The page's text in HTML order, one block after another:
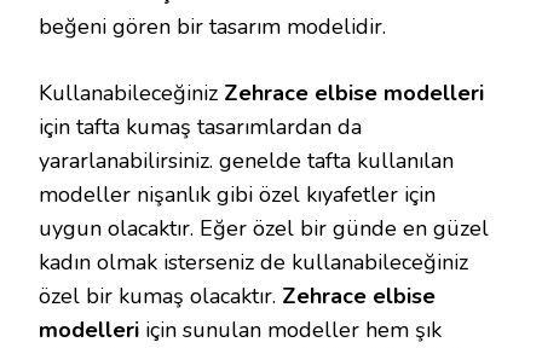
beğeni gören bir tasarım modelidir.
Kullanabileceğiniz Zehrace elbise modelleri
için tafta kumaş tasarımlardan da
yararlanabilirsiniz. genelde tafta kullanılan
modeller nişanlık gibi özel kıyafetler için
uygun olacaktır. Eğer özel bir günde en güzel
kadın olmak isterseniz de kullanabileceğiniz
özel bir kumaş olacaktır. Zehrace elbise
modelleri için sunulan modeller hem şık